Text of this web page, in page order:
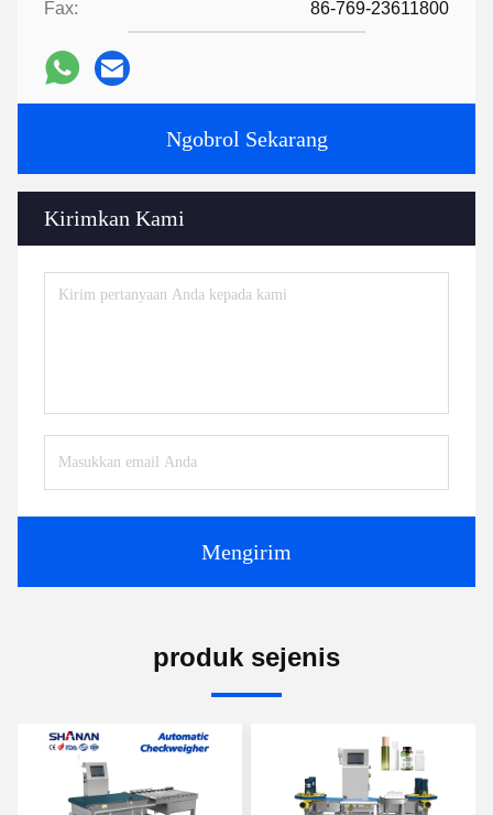
Fax: 86-769-23611800
Ngobrol Sekarang
Kirimkan Kami
Mengirim
produk sejenis